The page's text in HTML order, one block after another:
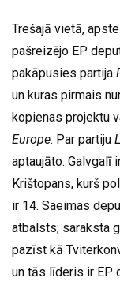
Trešajā vietā,
pašreizējo EP
pakāpusies partija
un kuras pirmais
kopienas projektu
Europe. Par partiju
aptaujāto. Galvgalī
Krištopans, kurš
ir 14. Saeimas
atbalsts; saraksta
pazīst kā
un tās līderis ir EP